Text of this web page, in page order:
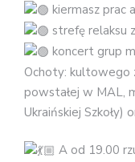
kiermasz prac
strefę relaksu
koncert grup
Ochoty: kultowego
powstałej w MAL,
Ukraińskiej Szkoły)
A od 19.00